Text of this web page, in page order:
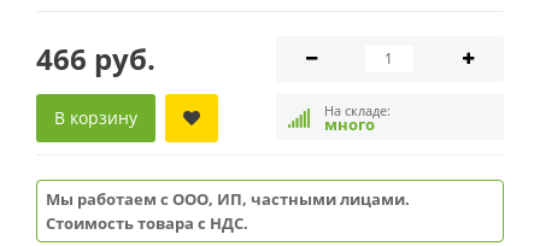
466 руб.
На складе:
много
В корзину
Мы работаем с ООО, ИП, частными лицами.
Стоимость товара с НДС.